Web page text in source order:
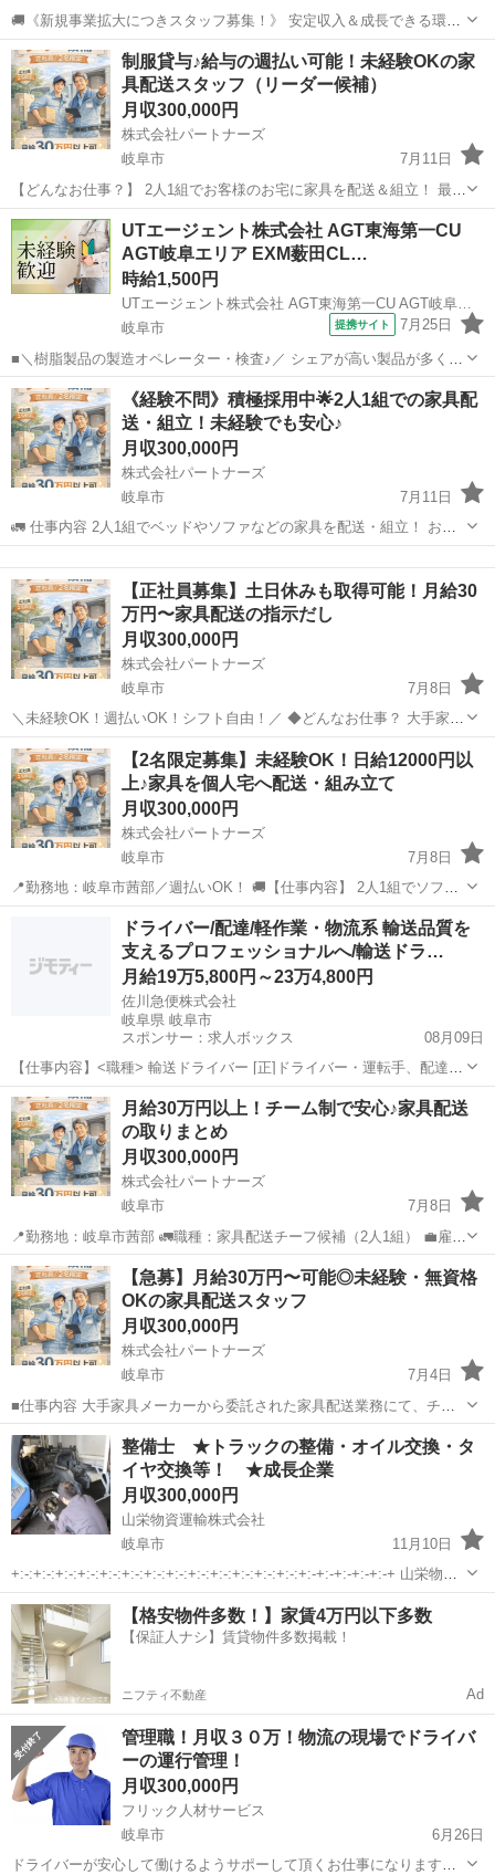
🚚《新規事業拡大につきスタッフ募集！》 安定収入＆成長できる環境
で、 新たなキャリアをスタートしませんか？ 「少し話を聞いてみた
い」 そんな方もぜひお気軽にご応募ください✨ ＝＝＝＝＝＝＝＝＝＝
＝＝＝＝...
岐阜 岐阜市 その他 未経験
制服貸与♪給与の週払い可能！未経験OKの家
具配送スタッフ（リーダー候補）
月収300,000円
株式会社パートナーズ
岐阜市
7月11日
【どんなお仕事？】 2人1組でお客様のお宅に家具を配送＆組立！ 最初
は助手としてスタート 慣れてきたらチーフへ昇格！給与もアップしま
す◎ ＼未経験でも安心の職場✨／ まずは3人体制で現場に出るので安
心♪ 研修...
岐阜 岐阜市 未経験
UTエージェント株式会社 AGT東海第一CU
AGT岐阜エリア EXM薮田CL…
時給1,500円
UTエージェント株式会社 AGT東海第一CU AGT岐阜エリア EXM薮田CL 《JYZC1C》
岐阜市
提携サイト 7月25日
■＼樹脂製品の製造オペレーター・検査♪／ シェアが高い製品が多く情
勢に影響されにくく安定感抜群です！ 過重労働がないようしっかりと
管理されていて、 ワーク・ライフ・バランスを大事にしている職場で
す◎ ＜具体的には…＞ 樹脂...
岐阜 岐阜市 その他
《経験不問》積極採用中🌟2人1組での家具配
送・組立！未経験でも安心♪
月収300,000円
株式会社パートナーズ
岐阜市
7月11日
🚛 仕事内容 2人1組でベッドやソファなどの家具を配送・組立！ お客
様対応や助手への指示出しを担当する【チーフ】業務です！ 《未経験
でも安心》 まずは助手からスタート！ → 3〜6ヶ月でチーフへ（能力
によって昇...
【正社員募集】土日休みも取得可能！月給30
万円〜家具配送の指示だし
月収300,000円
株式会社パートナーズ
岐阜市
7月8日
＼未経験OK！週払いOK！シフト自由！／ ◆どんなお仕事？ 大手家具
メーカーからの委託を受けて、 2人1組で個人宅へ家具を届け、組み立
てます！ はじめは先輩と一緒に助手として現場を経験♪ ⇒ 慣れてきた
らお...
岐阜 岐阜市 その他 未経験
【2名限定募集】未経験OK！日給12000円以
上♪家具を個人宅へ配送・組み立て
月収300,000円
株式会社パートナーズ
岐阜市
7月8日
📍勤務地：岐阜市茜部／週払いOK！ 🚚【仕事内容】 2人1組でソファ
やベッドなどの家具を 個人宅へ配送・組立 👤あなたはチーフとして、
搬入指示や接客対応をお任せ！ ◎最初は助手からスタートして、3ヶ
月目...
その他 未経験
ドライバー/配達/軽作業・物流系 輸送品質を
支えるプロフェッショナルへ/輸送ドラ…
月給19万5,800円～23万4,800円
佐川急便株式会社
岐阜県 岐阜市
スポンサー：求人ボックス
08月09日
【仕事内容】<職種> 輸送ドライバー [正]ドライバー・運転手、配達・
配送・宅配便、軽作業・物流その他 <雇用形態> 正社員 <給与> [正]月
給19.58万円～23.48万円 交通費:一部支給 公共交通機関利用時:月上限
10万円...
正社員
月給30万円以上！チーム制で安心♪家具配送
の取りまとめ
月収300,000円
株式会社パートナーズ
岐阜市
7月8日
📍勤務地：岐阜市茜部 🚛職種：家具配送チーフ候補（2人1組） 💼雇用
形態：正社員 💰月給300,000円～（週払いOK） ＼＼新規事業拡大につ
き、正社員2名限定募集！／／ 将来的にチーフとして活躍してくださ
る方...
岐阜 岐阜市 その他 業務
【急募】月給30万円〜可能◎未経験・無資格
OKの家具配送スタッフ
月収300,000円
株式会社パートナーズ
岐阜市
7月4日
■仕事内容 大手家具メーカーから委託された家具配送業務にて、チー
フ（現場責任者）として活躍していただきます。 ・2tトラックでソフ
ァやベッドなどを個人宅へ配送 ・助手スタッフと2人1組で対応 ・設
置・組立・搬入指...
岐阜 岐阜市 その他 未経験
整備士 ★トラックの整備・オイル交換・タ
イヤ交換等！ ★成長企業
月収300,000円
山栄物資運輸株式会社
岐阜市
11月10日
+:-:+:-:+:-:+:-:+:-:+:-:+:-:+:-:+:-:+:-:+:-:+:-:+:-:+:-+:-+:-+:-+:-+ 山栄物資
運輸株式会社 ↓↓スマホ対応で見やすいHPはこちらです↓↓ htt...
岐阜 岐阜市 その他 タイヤ交換
【格安物件多数！】家賃4万円以下多数
【保証人ナシ】賃貸物件多数掲載！
ニフティ不動産 Ad
管理職！月収３０万！物流の現場でドライバ
ーの運行管理！
月収300,000円
フリック人材サービス
岐阜市
6月26日
ドライバーが安心して働けるようサポーして頂くお仕事になります。